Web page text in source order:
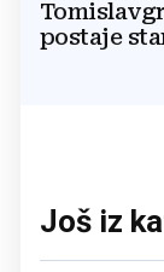
postaje
Još iz